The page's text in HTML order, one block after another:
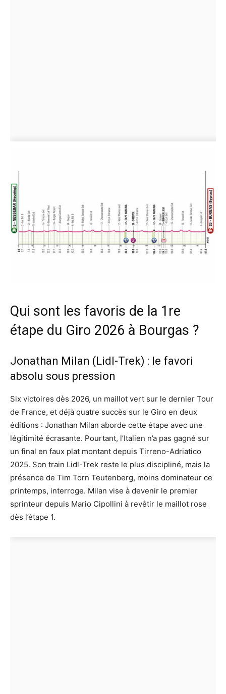
Qui sont les favoris de la 1re
étape du Giro 2026 à Bourgas ?
Jonathan Milan (Lidl-Trek) : le favori
absolu sous pression
Six victoires dès 2026, un maillot vert sur le dernier Tour
de France, et déjà quatre succès sur le Giro en deux
éditions : Jonathan Milan aborde cette étape avec une
légitimité écrasante. Pourtant, l’Italien n’a pas gagné sur
un final en faux plat montant depuis Tirreno-Adriatico
2025. Son train Lidl-Trek reste le plus discipliné, mais la
présence de Tim Torn Teutenberg, moins dominateur ce
printemps, interroge. Milan vise à devenir le premier
sprinteur depuis Mario Cipollini à revêtir le maillot rose
dès l’étape 1.